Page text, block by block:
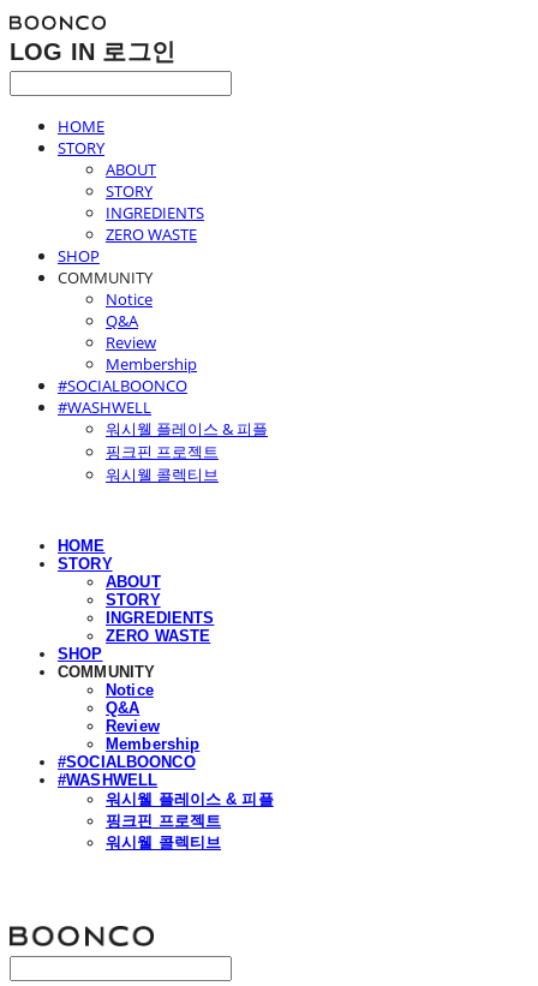
LOG IN 로그인
HOME
STORY
ABOUT
STORY
INGREDIENTS
ZERO WASTE
SHOP
COMMUNITY
Notice
Q&A
Review
Membership
#SOCIALBOONCO
#WASHWELL
워시웰 플레이스 & 피플
핑크핀 프로젝트
워시웰 콜렉티브
HOME
STORY
ABOUT
STORY
INGREDIENTS
ZERO WASTE
SHOP
COMMUNITY
Notice
Q&A
Review
Membership
#SOCIALBOONCO
#WASHWELL
워시웰 플레이스 & 피플
핑크핀 프로젝트
워시웰 콜렉티브